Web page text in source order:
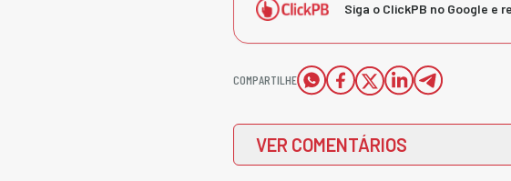
Siga o ClickPB no Google e
COMPARTILHE
VER COMENTÁRIOS